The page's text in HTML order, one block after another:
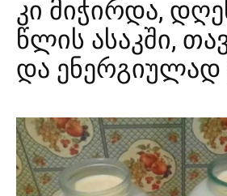
კი მიჭირდა,
წლის ასაკში,
და ენერგიულად